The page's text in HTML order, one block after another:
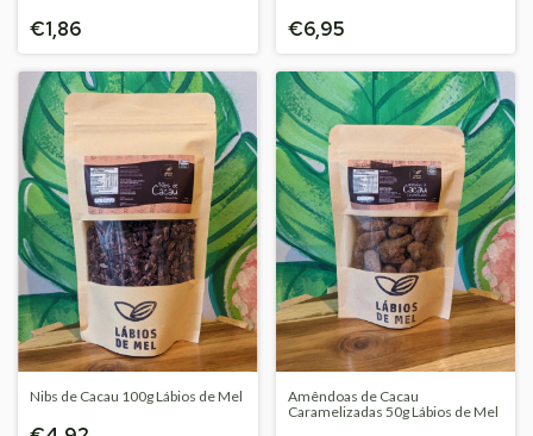
€1,86 €6,95
Nibs de Cacau 100g Lábios de Mel
Amêndoas de Cacau
Caramelizadas 50g Lábios de Mel